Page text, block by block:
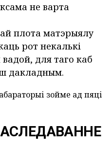
не варта
плота матэрыялу
рот некалькі
для таго каб
дакладным.
зойме ад пяці